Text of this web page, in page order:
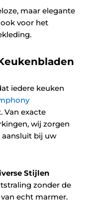
maar elegante
voor het
iedere keuken
Van exacte
wij zorgen
bij uw
Stijlen
zonder de
echt marmer.